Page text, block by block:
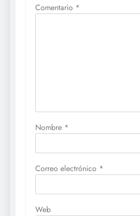
Comentario *
Nombre *
Correo electrónico *
Web